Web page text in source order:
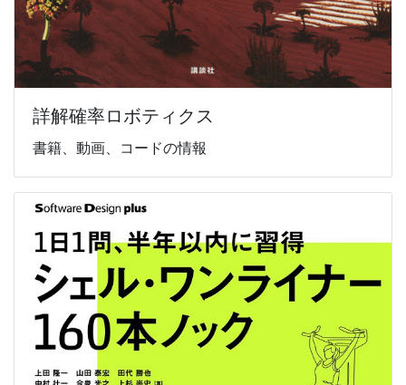
詳解確率ロボティクス
書籍、動画、コードの情報